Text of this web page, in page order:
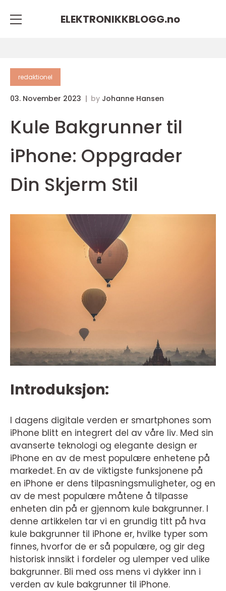
ELEKTRONIKKBLOGG.no
redaktionel
03. November 2023 by Johanne Hansen
Kule Bakgrunner til
iPhone: Oppgrader
Din Skjerm Stil
Introduksjon:
I dagens digitale verden er smartphones som
iPhone blitt en integrert del av våre liv. Med sin
avanserte teknologi og elegante design er
iPhone en av de mest populære enhetene på
markedet. En av de viktigste funksjonene på
en iPhone er dens tilpasningsmuligheter, og en
av de mest populære måtene å tilpasse
enheten din på er gjennom kule bakgrunner. I
denne artikkelen tar vi en grundig titt på hva
kule bakgrunner til iPhone er, hvilke typer som
finnes, hvorfor de er så populære, og gir deg
historisk innsikt i fordeler og ulemper ved ulike
bakgrunner. Bli med oss mens vi dykker inn i
verden av kule bakgrunner til iPhone.